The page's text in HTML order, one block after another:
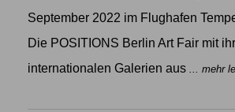
September 2022 im Flughafen
Die POSITIONS Berlin Art Fair mit
internationalen Galerien aus
... mehr